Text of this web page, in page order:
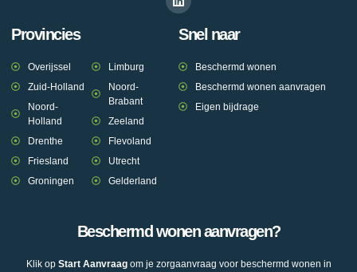
Provincies
Overijssel
Zuid-Holland
Noord-
Holland
Drenthe
Friesland
Groningen
Limburg
Noord-
Brabant
Zeeland
Flevoland
Utrecht
Gelderland
Snel naar
Beschermd wonen
Beschermd wonen aanvragen
Eigen bijdrage
Beschermd wonen aanvragen?
Klik op Start Aanvraagom je zorgaanvraag voor beschermd wonen in